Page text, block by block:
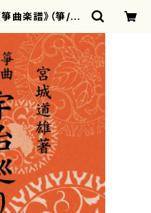
曲楽譜》（箏/宮